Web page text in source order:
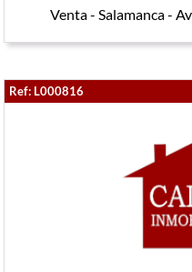
Venta - Salamanca -
Ref: L000816